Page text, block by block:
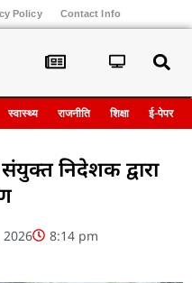
Policy Contact Info
स्वास्थ्य राजनीति शिक्षा ई-पेपर
निदेशक द्वारा
2026
8:14 pm